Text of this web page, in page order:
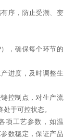
序，防止受潮、变
，确保每个环节的
进度，及时调整生
控制点，对生产流
于可控状态。
项工艺参数，如温
数稳定，保证产品